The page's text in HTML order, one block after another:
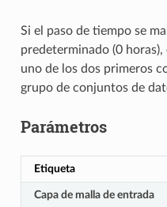
Si el paso de tiempo se
predeterminado (0
uno de los dos primeros
grupo de conjuntos de
Parámetros
Etiqueta
Capa de malla de entrada